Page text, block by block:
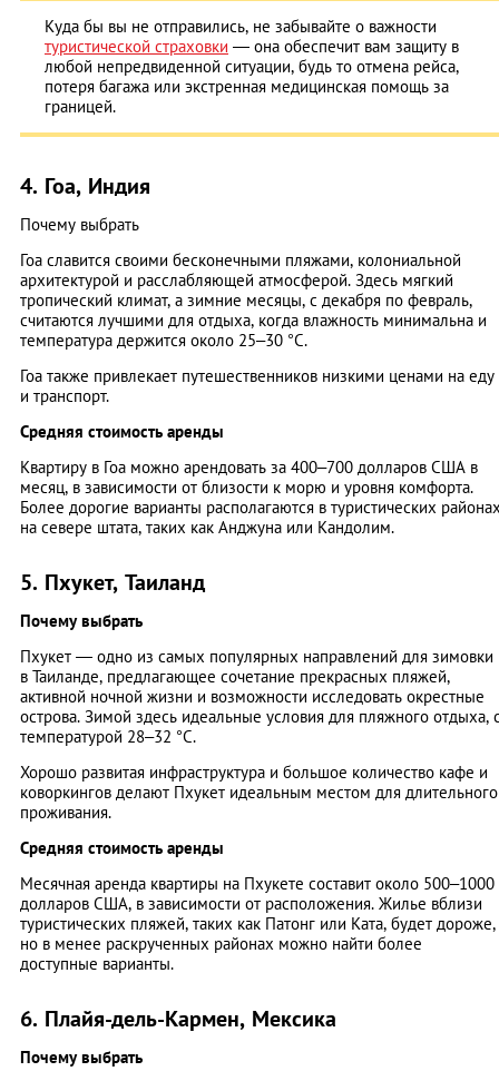
Куда бы вы не отправились, не забывайте о важности
туристической страховки — она обеспечит вам защиту в
любой непредвиденной ситуации, будь то отмена рейса,
потеря багажа или экстренная медицинская помощь за
границей.
4. Гоа, Индия
Почему выбрать
Гоа славится своими бесконечными пляжами, колониальной
архитектурой и расслабляющей атмосферой. Здесь мягкий
тропический климат, а зимние месяцы, с декабря по февраль,
считаются лучшими для отдыха, когда влажность минимальна и
температура держится около 25–30 °C.
Гоа также привлекает путешественников низкими ценами на еду
и транспорт.
Средняя стоимость аренды
Квартиру в Гоа можно арендовать за 400–700 долларов США в
месяц, в зависимости от близости к морю и уровня комфорта.
Более дорогие варианты располагаются в туристических
на севере штата, таких как Анджуна или Кандолим.
5. Пхукет, Таиланд
Почему выбрать
Пхукет — одно из самых популярных направлений для зимовки
в Таиланде, предлагающее сочетание прекрасных пляжей,
активной ночной жизни и возможности исследовать окрестные
острова. Зимой здесь идеальные условия для пляжного отдыха,
температурой 28–32 °C.
Хорошо развитая инфраструктура и большое количество кафе и
коворкингов делают Пхукет идеальным местом для длительного
проживания.
Средняя стоимость аренды
Месячная аренда квартиры на Пхукете составит около 500–1000
долларов США, в зависимости от расположения. Жилье вблизи
туристических пляжей, таких как Патонг или Ката, будет дороже,
но в менее раскрученных районах можно найти более
доступные варианты.
6. Плайя-дель-Кармен, Мексика
Почему выбрать